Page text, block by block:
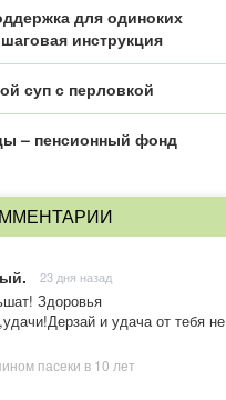
для одиноких
инструкция
суп с перловкой
– пенсионный фонд
23 дня назад
Здоровья
и удача от тебя не
пасеки в 10 лет